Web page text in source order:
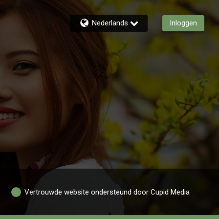
Nederlands Inloggen
Vertrouwde website ondersteund door Cupid Media